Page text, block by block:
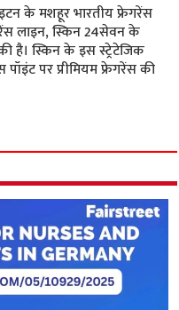
के मशहूर भारतीय फ्रेगरेंस
लाइन, स्किन 24सेवन के
है। स्किन के इस स्ट्रेटेजिक
पर प्रीमियम फ्रेगरेंस की